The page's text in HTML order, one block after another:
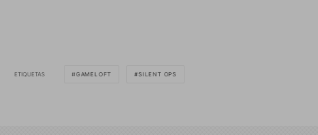
ETIQUETAS GAMELOFT SILENT OPS